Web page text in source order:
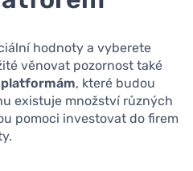
hodnoty a vyberete
věnovat pozornost také
platformám, které budou
existuje množství různých
pomoci investovat do firem